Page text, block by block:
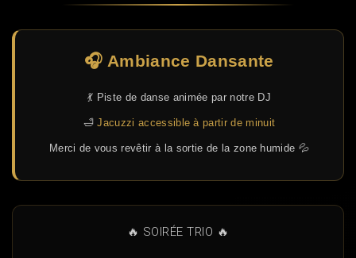
🎧 Ambiance Dansante
💃 Piste de danse animée par notre DJ
🛁Jacuzzi accessible à partir de minuit
Merci de vous revêtir à la sortie de la zone humide 💦
🔥 SOIRÉE TRIO 🔥